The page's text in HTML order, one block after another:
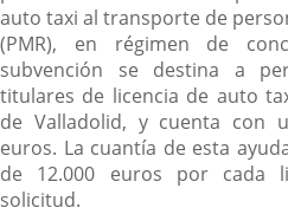
auto taxi al transporte de
(PMR), en régimen de
subvención se destina a
titulares de licencia de auto
de Valladolid, y cuenta con
euros. La cuantía de esta
de 12.000 euros por cada
solicitud.